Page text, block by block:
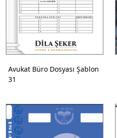
Avukat Büro Dosyası Şablon
31